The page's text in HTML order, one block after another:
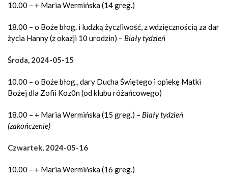
10.00 – + Maria Wermińska (14 greg.)
18.00 – o Boże błog. i ludzką życzliwość, z wdzięcznością za dar
życia Hanny (z okazji 10 urodzin) – Biały tydzień
Środa, 2024-05-15
10.00 – o Boże błog., dary Ducha Świętego i opiekę Matki
Bożej dla Zofii Koz0n (od klubu różańcowego)
18.00 – + Maria Wermińska (15 greg.) – Biały tydzień
(zakończenie)
Czwartek, 2024-05-16
10.00 – + Maria Wermińska (16 greg.)